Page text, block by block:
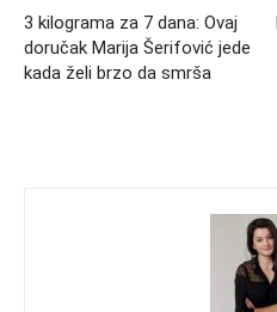
3 kilograma za 7 dana: Ovaj
doručak Marija Šerifović jede
kada želi brzo da smrša